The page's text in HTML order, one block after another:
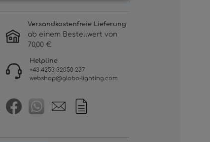
Versandkostenfreie Lieferung
ab einem Bestellwert von
70,00 €
Helpline
+43 4253 32050 237
webshop@globo-lighting.com